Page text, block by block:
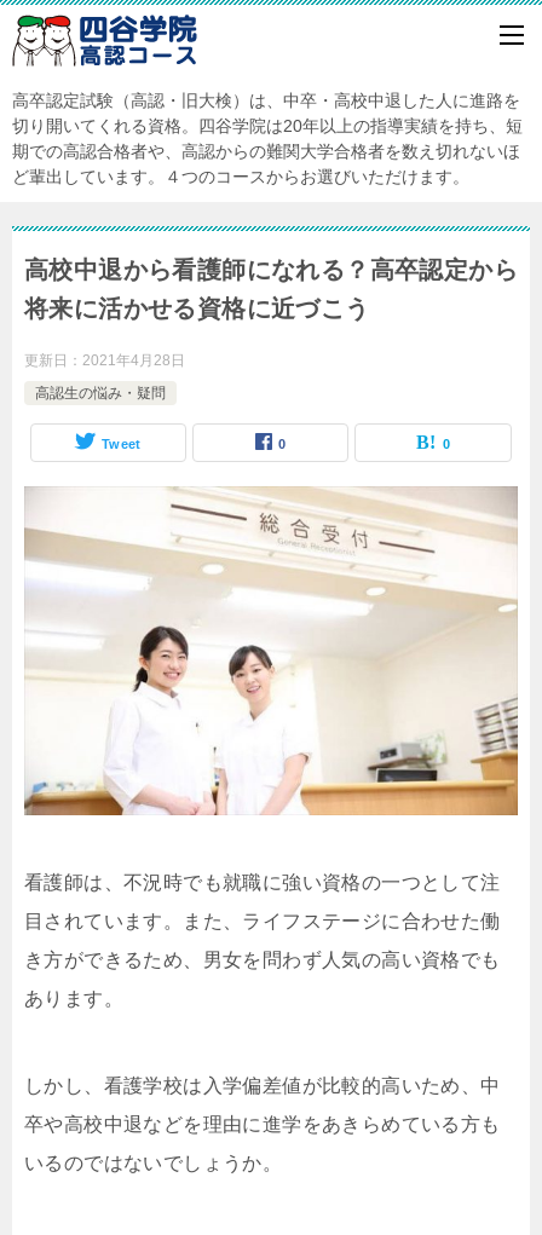
高卒認定試験（高認・旧大検）は、中卒・高校中退した人に進路を
切り開いてくれる資格。四谷学院は20年以上の指導実績を持ち、短
期での高認合格者や、高認からの難関大学合格者を数え切れないほ
ど輩出しています。４つのコースからお選びいただけます。
高校中退から看護師になれる？高卒認定から
将来に活かせる資格に近づこう
更新日： 2021年4月28日
高認生の悩み・疑問
Tweet 0 0
看護師は、不況時でも就職に強い資格の一つとして注
目されています。また、ライフステージに合わせた働
き方ができるため、男女を問わず人気の高い資格でも
あります。
しかし、看護学校は入学偏差値が比較的高いため、中
卒や高校中退などを理由に進学をあきらめている方も
いるのではないでしょうか。